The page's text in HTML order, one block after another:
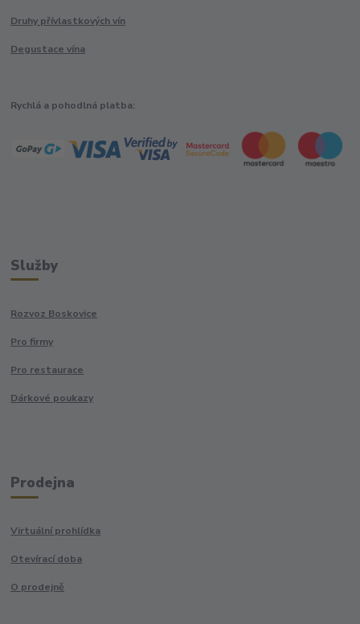
Druhy přívlastkových vín
Degustace vína
Rychlá a pohodlná platba:
Služby
Rozvoz Boskovice
Pro firmy
Pro restaurace
Dárkové poukazy
Prodejna
Virtuální prohlídka
Otevírací doba
O prodejně